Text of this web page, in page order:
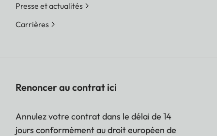
Presse et actualités
Carrières
Renoncer au contrat ici
Annulez votre contrat dans le délai de 14
jours conformément au droit européen de